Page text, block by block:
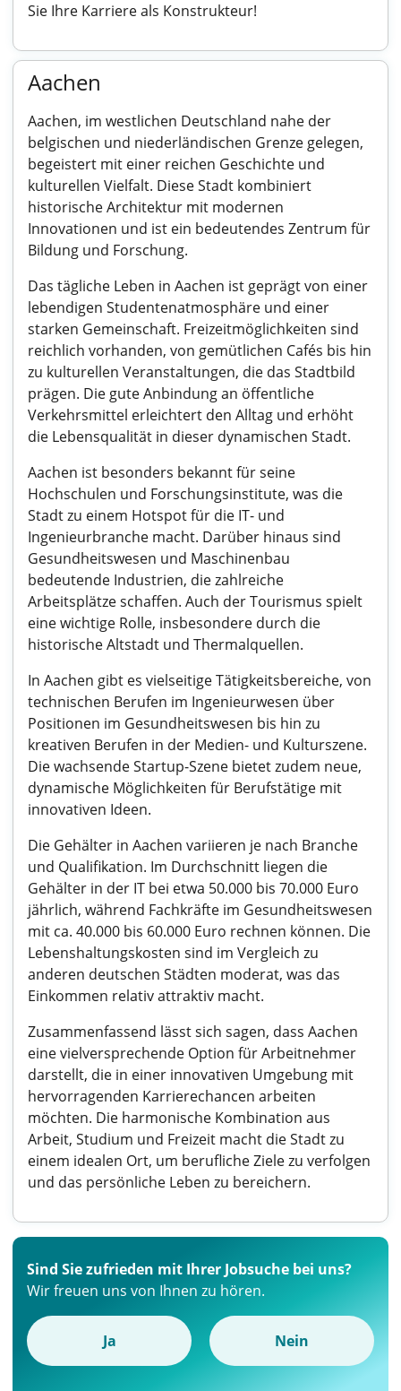
Sie Ihre Karriere als Konstrukteur!
Aachen
Aachen, im westlichen Deutschland nahe der
belgischen und niederländischen Grenze gelegen,
begeistert mit einer reichen Geschichte und
kulturellen Vielfalt. Diese Stadt kombiniert
historische Architektur mit modernen
Innovationen und ist ein bedeutendes Zentrum für
Bildung und Forschung.
Das tägliche Leben in Aachen ist geprägt von einer
lebendigen Studentenatmosphäre und einer
starken Gemeinschaft. Freizeitmöglichkeiten sind
reichlich vorhanden, von gemütlichen Cafés bis hin
zu kulturellen Veranstaltungen, die das Stadtbild
prägen. Die gute Anbindung an öffentliche
Verkehrsmittel erleichtert den Alltag und erhöht
die Lebensqualität in dieser dynamischen Stadt.
Aachen ist besonders bekannt für seine
Hochschulen und Forschungsinstitute, was die
Stadt zu einem Hotspot für die IT- und
Ingenieurbranche macht. Darüber hinaus sind
Gesundheitswesen und Maschinenbau
bedeutende Industrien, die zahlreiche
Arbeitsplätze schaffen. Auch der Tourismus spielt
eine wichtige Rolle, insbesondere durch die
historische Altstadt und Thermalquellen.
In Aachen gibt es vielseitige Tätigkeitsbereiche, von
technischen Berufen im Ingenieurwesen über
Positionen im Gesundheitswesen bis hin zu
kreativen Berufen in der Medien- und Kulturszene.
Die wachsende Startup-Szene bietet zudem neue,
dynamische Möglichkeiten für Berufstätige mit
innovativen Ideen.
Die Gehälter in Aachen variieren je nach Branche
und Qualifikation. Im Durchschnitt liegen die
Gehälter in der IT bei etwa 50.000 bis 70.000 Euro
jährlich, während Fachkräfte im Gesundheitswesen
mit ca. 40.000 bis 60.000 Euro rechnen können. Die
Lebenshaltungskosten sind im Vergleich zu
anderen deutschen Städten moderat, was das
Einkommen relativ attraktiv macht.
Zusammenfassend lässt sich sagen, dass Aachen
eine vielversprechende Option für Arbeitnehmer
darstellt, die in einer innovativen Umgebung mit
hervorragenden Karrierechancen arbeiten
möchten. Die harmonische Kombination aus
Arbeit, Studium und Freizeit macht die Stadt zu
einem idealen Ort, um berufliche Ziele zu verfolgen
und das persönliche Leben zu bereichern.
Sind Sie zufrieden mit Ihrer Jobsuche bei uns?
Wir freuen uns von Ihnen zu hören.
Ja Nein